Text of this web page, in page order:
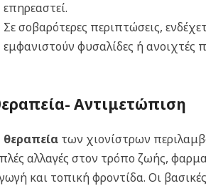
επηρεαστεί.
Σε σοβαρότερες περιπτώσεις,
εμφανιστούν φυσαλίδες ή ανοιχτές
Αντιμετώπιση
θεραπεία των χιονίστρων
αλλαγές στον τρόπο ζωής,
και τοπική φροντίδα. Οι